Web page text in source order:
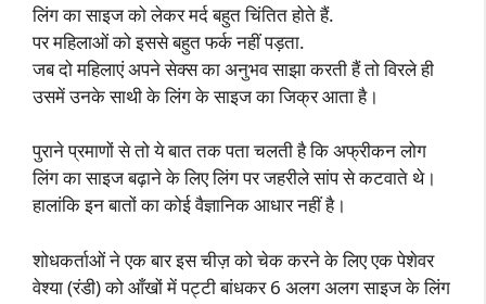
लिंग का साइज को लेकर मर्द बहुत चिंतित होते हैं.
पर महिलाओं को इससे बहुत फर्क नहीं पड़ता.
जब दो महिलाएं अपने सेक्स का अनुभव साझा करती हैं तो विरले ही
उसमें उनके साथी के लिंग के साइज का जिक्र आता है।
पुराने प्रमाणों से तो ये बात तक पता चलती है कि अफ्रीकन लोग
लिंग का साइज बढ़ाने के लिए लिंग पर जहरीले सांप से कटवाते थे।
हालांकि इन बातों का कोई वैज्ञानिक आधार नहीं है।
शोधकर्ताओं ने एक बार इस चीज़ को चेक करने के लिए एक पेशेवर
वेश्या (रंडी) को आँखों में पट्टी बांधकर 6 अलग अलग साइज के लिंग